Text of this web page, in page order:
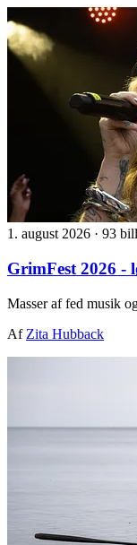
1. august 2026 · 93
GrimFest 2026 -
Masser af fed musik
Af Zita Hubback